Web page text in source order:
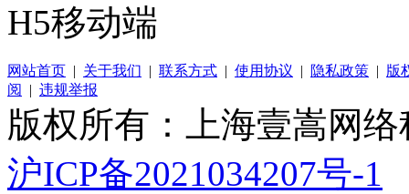
H5移动端
网站首页 | 关于我们 | 联系方式 | 使用协议 | 隐私政策 | 版
阅
| 违规举报
版权所有：上海壹嵩网
沪ICP备2021034207号-1